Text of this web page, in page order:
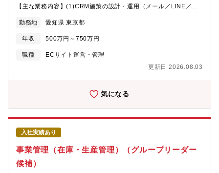
す。・事業の成長速度が早く（ブランド売上が毎年20％以上成
長）、スピード感のあるキャリアアップが望める環境です。【配
属先情報】【組織のミッション】ReFaのブランド担当部門とし
ディング、購入促進・売上に寄与するReFaブランドの店舗デザイ
ア、百貨店、SC、アウトレット、免税店また家電量販、Eコマー
ス、美容室・エステをはじめとしたB2B2C市場等を中心に担当
部：132名 （2026年2月）マーケティング2部：26名ストア販促
ケティング担当出身者
【主な業務内容】(1)CRM施策の設計・運用（メール／LINE／会
ータ等）(3)リピート率・LTV向上を目的とした施策立案・実行
(4)ECサイト内での接客改善、体験設計(5)商品・広告・CS部門と
連携したCRM施策推進(6)施策効果の分析・改善（KPI管理）集客
→購入→継続→ファン化まで、顧客との接点を一気通貫で設計で
の成長にダイレクトに貢献できる・数字（LTV／リピート率）をも
視点での施策設計・成長ブランドのCRMをゼロイチ～拡張フェー
ズまで経験できる・ブランド部門と連携し、顧客体験づくりの上
流にも関われる「配信するだけのCRM」ではなく、 事業成果に直
結するCRMを自らつくれる環境です。【キャリアイメージ】・
CRMリーダー／CRM責任者・EC事業におけるLTV・顧客戦略責
任者・EC事業責任者・事業PLに関わるポジション
勤務地 愛知県 東京都
年収 500万円～750万円
職種
ECサイト運営・管理
更新日 2026.08.03
気になる
入社実績あり
事業管理（在庫・生産管理）（グループリーダー
候補）